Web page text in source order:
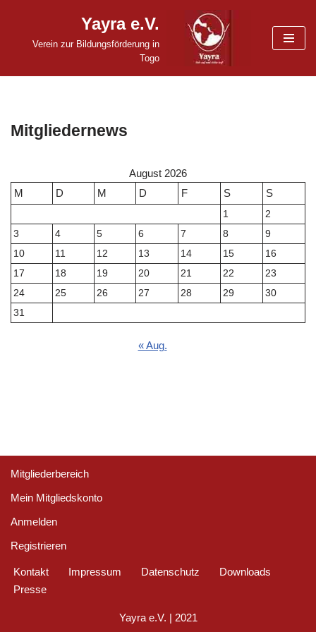
Yayra e.V.
Verein zur Bildungsförderung in
Togo
Mitgliedernews
August 2026
M
D M D F S S
1
2
3
4 5 6 7 8
9
10
11 12 13 14 15
16
17
18 19 20 21 22
23
24
25 26 27 28 29
30
31
« Aug.
Mitgliederbereich
Mein Mitgliedskonto
Anmelden
Registrieren
Kontakt Impressum Datenschutz
Downloads
Presse
Yayra e.V. | 2021